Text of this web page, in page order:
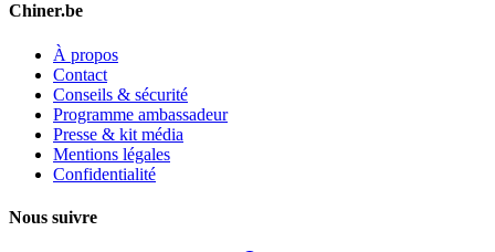
Chiner.be
À propos
Contact
Conseils & sécurité
Programme ambassadeur
Presse & kit média
Mentions légales
Confidentialité
Nous suivre